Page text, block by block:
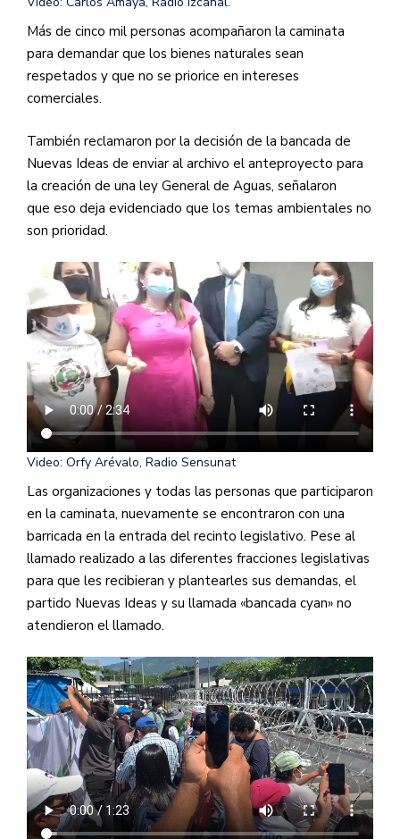
Más de cinco mil personas acompañaron la caminata
para demandar que los bienes naturales sean
respetados y que no se priorice en intereses
comerciales.
También reclamaron por la decisión de la bancada de
Nuevas Ideas de enviar al archivo el anteproyecto para
la creación de una ley General de Aguas, señalaron
que eso deja evidenciado que los temas ambientales no
son prioridad.
Video: Orfy Arévalo, Radio Sensunat
Las organizaciones y todas las personas que participaron
en la caminata, nuevamente se encontraron con una
barricada en la entrada del recinto legislativo. Pese al
llamado realizado a las diferentes fracciones legislativas
para que les recibieran y plantearles sus demandas, el
partido Nuevas Ideas y su llamada «bancada cyan» no
atendieron el llamado.